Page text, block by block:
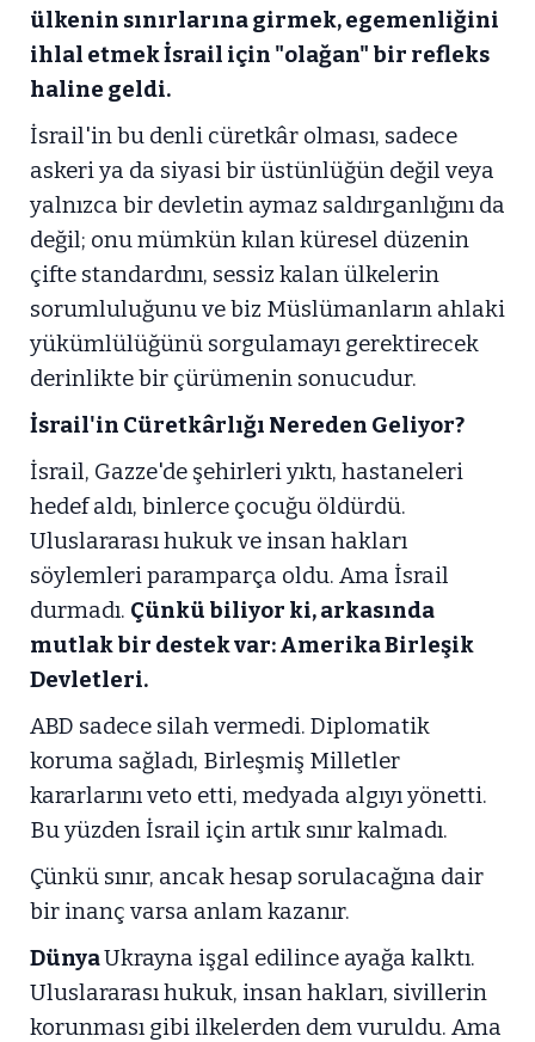
ülkenin sınırlarına girmek, egemenliğini
ihlal etmek İsrail için "olağan" bir refleks
haline geldi.
İsrail'in bu denli cüretkâr olması, sadece
askeri ya da siyasi bir üstünlüğün değil veya
yalnızca bir devletin aymaz saldırganlığını da
değil; onu mümkün kılan küresel düzenin
çifte standardını, sessiz kalan ülkelerin
sorumluluğunu ve biz Müslümanların ahlaki
yükümlülüğünü sorgulamayı gerektirecek
derinlikte bir çürümenin sonucudur.
İsrail'in Cüretkârlığı Nereden Geliyor?
İsrail, Gazze'de şehirleri yıktı, hastaneleri
hedef aldı, binlerce çocuğu öldürdü.
Uluslararası hukuk ve insan hakları
söylemleri paramparça oldu. Ama İsrail
durmadı. Çünkü biliyor ki, arkasında
mutlak bir destek var: Amerika Birleşik
Devletleri.
ABD sadece silah vermedi. Diplomatik
koruma sağladı, Birleşmiş Milletler
kararlarını veto etti, medyada algıyı yönetti.
Bu yüzden İsrail için artık sınır kalmadı.
Çünkü sınır, ancak hesap sorulacağına dair
bir inanç varsa anlam kazanır.
DünyaUkrayna işgal edilince ayağa kalktı.
Uluslararası hukuk, insan hakları, sivillerin
korunması gibi ilkelerden dem vuruldu. Ama